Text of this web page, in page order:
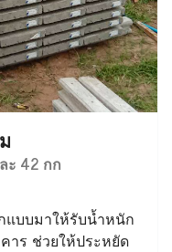
ะ 42 กก
แบบมาให้รับน้ำหนัก
าร ช่วยให้ประหยัด